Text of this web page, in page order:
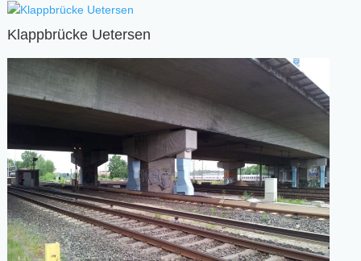
Klappbrücke Uetersen